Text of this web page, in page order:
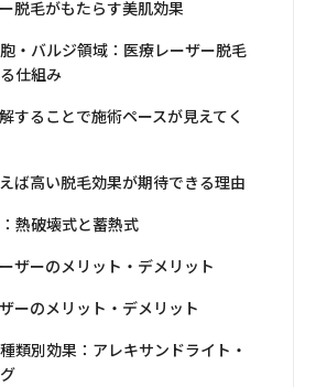
脱毛がもたらす美肌効果
・バルジ領域：医療レーザー脱毛
仕組み
することで施術ペースが見えてく
ば高い脱毛効果が期待できる理由
熱破壊式と蓄熱式
ザーのメリット・デメリット
ーのメリット・デメリット
類別効果：アレキサンドライト・